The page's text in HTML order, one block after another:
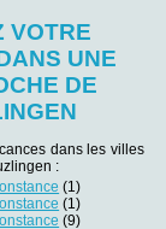
VOTRE
UNE
DE
dans les villes
:
(1)
(1)
(9)